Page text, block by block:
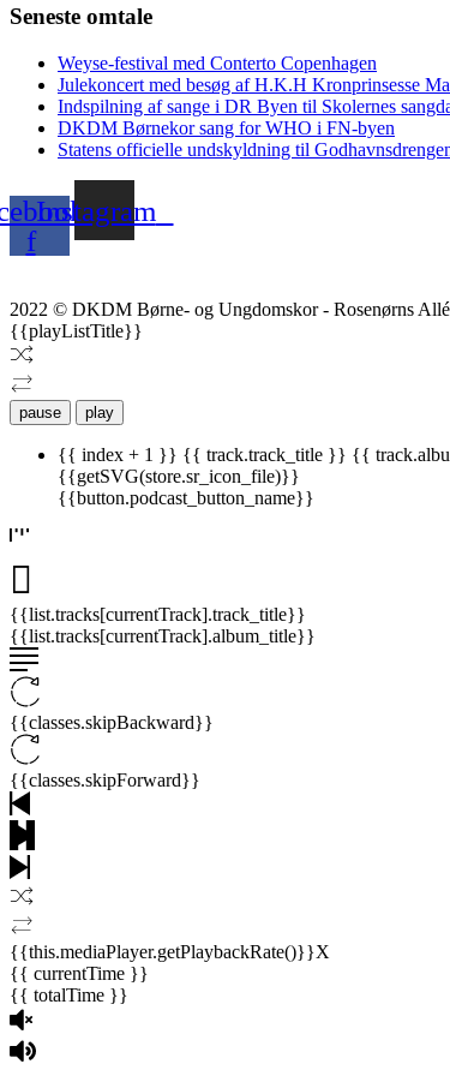
Seneste omtale
Weyse-festival med Conterto Copenhagen
Julekoncert med besøg af H.K.H Kronprinsesse
Indspilning af sange i DR Byen til Skolernes
DKDM Børnekor sang for WHO i FN-byen
Statens officielle undskyldning til
f
Instagram
2022 © DKDM Børne- og Ungdomskor - Rosenørns
{{playListTitle}}
pause play
{{ index + 1 }} {{ track.track_title }} {{
{{getSVG(store.sr_icon_file)}}
{{button.podcast_button_name}}
{{list.tracks[currentTrack].track_title}}
{{list.tracks[currentTrack].album_title}}
{{classes.skipBackward}}
{{classes.skipForward}}
{{this.mediaPlayer.getPlaybackRate()}}X
{{ currentTime }}
{{ totalTime }}